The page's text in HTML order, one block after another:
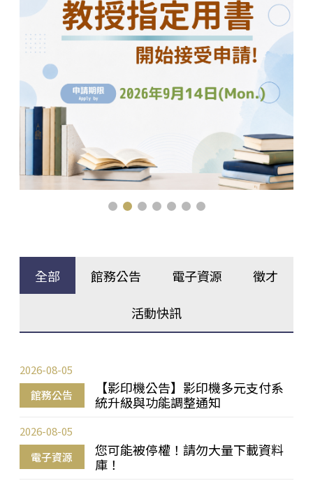
全部 館務公告 電子資源 徵才
活動快訊
館務公告
【影印機公告】影印機多元支付系
統升級與功能調整通知
2026-08-05
電子資源
您可能被停權！請勿大量下載資料
庫！
2026-08-05